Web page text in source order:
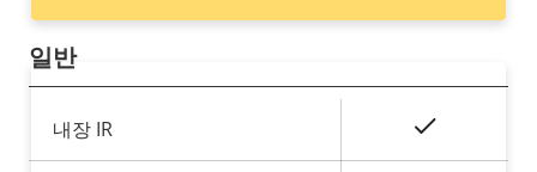
일반
속
성
내장 IR